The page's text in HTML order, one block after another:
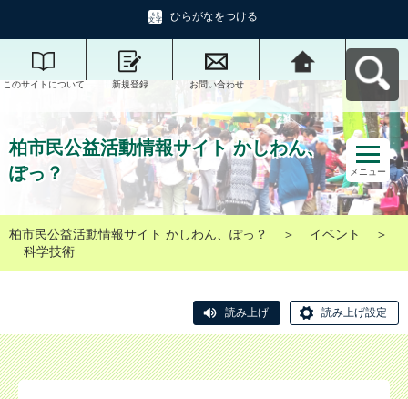
ひらがなをつける
このサイトについて 新規登録 お問い合わせ
柏市民公益活動情報
サイト かしわん、ぽ
っ？へ戻る
柏市民公益活動情報サイト かしわん、
ぽっ？
メニュー
柏市民公益活動情報サイト かしわん、ぽっ？ ＞ イベント
＞
科学技術
読み上げ 読み上げ設定